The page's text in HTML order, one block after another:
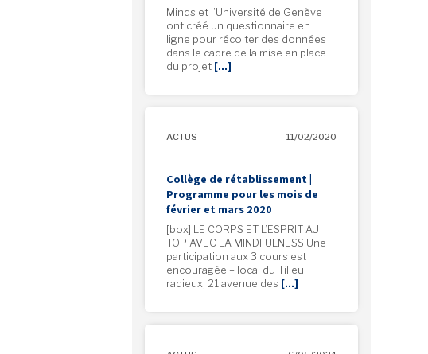
Minds et l’Université de Genève
ont créé un questionnaire en
ligne pour récolter des données
dans le cadre de la mise en place
du projet […]
ACTUS 11/02/2020
Collège de rétablissement |
Programme pour les mois de
février et mars 2020
[box] LE CORPS ET L’ESPRIT AU
TOP AVEC LA MINDFULNESS Une
participation aux 3 cours est
encouragée – local du Tilleul
radieux, 21 avenue des […]